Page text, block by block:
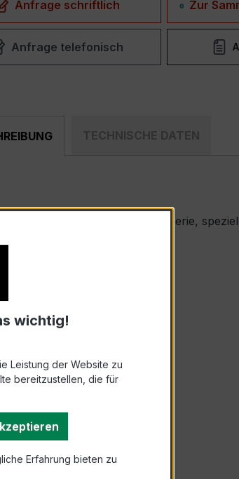
Anfrage schriftlich Zur
Anfrage telefonisch
TECHNISCHE DATEN
der bewährten EASKD-Serie,
entwickelt.
A, Sekundärnennstrom 1 A)
wichtig!
Leistung der Website zu
bereitzustellen, die für
Erfahrung bieten zu